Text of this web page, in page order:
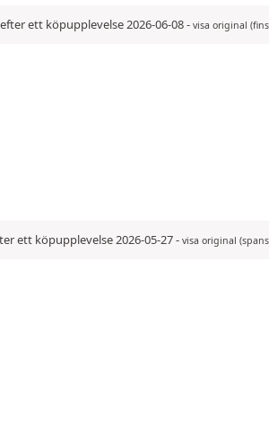
ett köpupplevelse 2026-06-08- visa original
ett köpupplevelse 2026-05-27- visa original